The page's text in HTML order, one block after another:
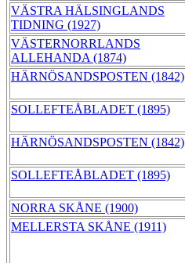
VÄSTRA HÄLSINGLANDS
TIDNING (1927)
VÄSTERNORRLANDS
ALLEHANDA (1874)
HÄRNÖSANDSPOSTEN (1842)
SOLLEFTEÅBLADET (1895)
HÄRNÖSANDSPOSTEN (1842)
SOLLEFTEÅBLADET (1895)
NORRA SKÅNE (1900)
MELLERSTA SKÅNE (1911)